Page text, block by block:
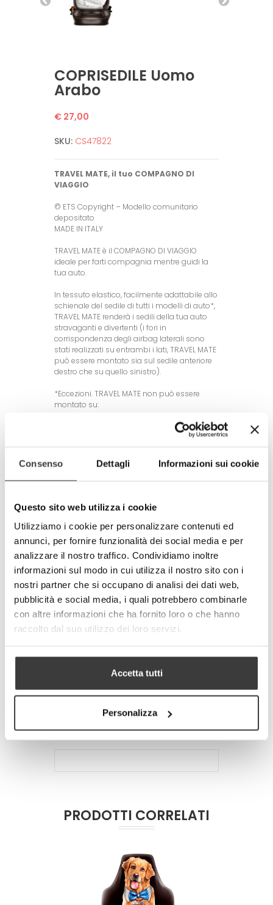
Consenso Dettagli Informazioni sui cookie
Questo sito web utilizza i cookie
Utilizziamo i cookie per personalizzare contenuti ed
annunci, per fornire funzionalità dei social media e per
analizzare il nostro traffico. Condividiamo inoltre
informazioni sul modo in cui utilizza il nostro sito con i
nostri partner che si occupano di analisi dei dati web,
pubblicità e social media, i quali potrebbero combinarle
con altre informazioni che ha fornito loro o che hanno
raccolto dal suo utilizzo dei loro servizi.
Accetta tutti
Personalizza
COPRISEDILE Uomo
Arabo
€ 27,00
SKU: CS47822
TRAVEL MATE, il tuo COMPAGNO DI
VIAGGIO
© ETS Copyright – Modello comunitario
depositato
MADE IN ITALY
TRAVEL MATE è il COMPAGNO DI VIAGGIO
ideale per farti compagnia mentre guidi la
tua auto.
In tessuto elastico, facilmente adattabile allo
schienale del sedile di tutti i modelli di auto*,
TRAVEL MATE renderà i sedili della tua auto
stravaganti e divertenti (i fori in
corrispondenza degli airbag laterali sono
stati realizzati su entrambi i lati, TRAVEL MATE
può essere montato sia sul sedile anteriore
destro che su quello sinistro).
*Eccezioni. TRAVEL MATE non può essere
montato su:
• sedili con schienale e seduta in un unico
• sedili collegati, a “panca” (es: sedili di
furgoni, etc)
• sedili con braccioli e cinture di sicurezza
per l'uso improprio del prodotto.
- +
AGGIUNGI AL CARRELLO
Tweet
Share
PIU' INFORMAZIONI
DETTAGLI TECNICI
PRODOTTI CORRELATI